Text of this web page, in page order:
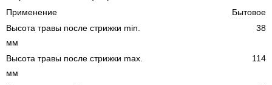
Применение
Бытовое
Высота травы после стрижки min.
мм
38
Высота травы после стрижки max.
мм
114